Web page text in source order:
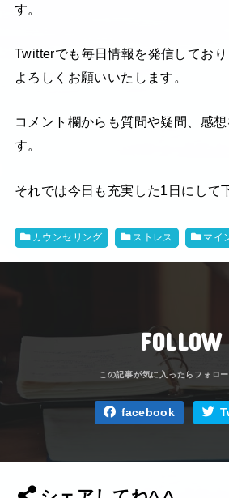
す。
Twitterでも毎日情報を発信してお
よろしくお願いいたします。
コメント欄からも質問や疑問、感
す。
それでは今日も充実した1日にして
カウンセリング ストレス マイ
FOLLOW
facebook